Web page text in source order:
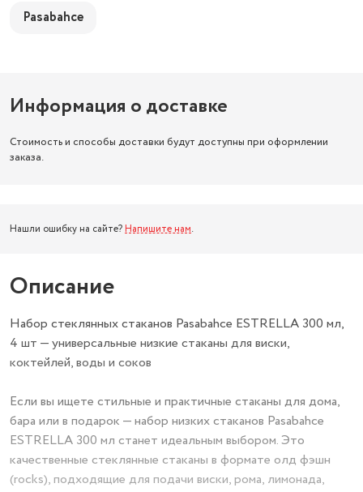
Pasabahce
Информация о доставке
Стоимость и способы доставки будут доступны при оформлении
заказа.
Нашли ошибку на сайте? Напишите нам.
Описание
Набор стеклянных стаканов Pasabahce ESTRELLA 300 мл,
4 шт — универсальные низкие стаканы для виски,
коктейлей, воды и соков
Если вы ищете стильные и практичные стаканы для дома,
бара или в подарок — набор низких стаканов Pasabahce
ESTRELLA 300 мл станет идеальным выбором. Это
качественные стеклянные стаканы в формате олд фэшн
(rocks), подходящие для подачи виски, рома, лимонада,